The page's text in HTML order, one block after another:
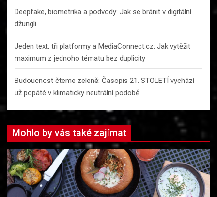
Deepfake, biometrika a podvody: Jak se bránit v digitální
džungli
Jeden text, tři platformy a MediaConnect.cz: Jak vytěžit
maximum z jednoho tématu bez duplicity
Budoucnost čteme zeleně: Časopis 21. STOLETÍ vychází
už popáté v klimaticky neutrální podobě
Mohlo by vás také zajímat